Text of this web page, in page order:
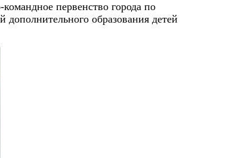
первенство города по
образования детей